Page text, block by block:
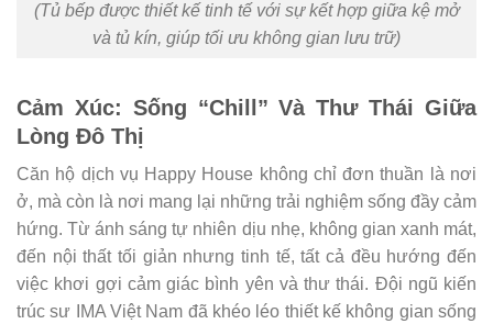
(Tủ bếp được thiết kế tinh tế với sự kết hợp giữa kệ mở
và tủ kín, giúp tối ưu không gian lưu trữ)
Cảm Xúc: Sống “Chill” Và Thư Thái Giữa
Lòng Đô Thị
Căn hộ dịch vụ Happy House không chỉ đơn thuần là nơi
ở, mà còn là nơi mang lại những trải nghiệm sống đầy cảm
hứng. Từ ánh sáng tự nhiên dịu nhẹ, không gian xanh mát,
đến nội thất tối giản nhưng tinh tế, tất cả đều hướng đến
việc khơi gợi cảm giác bình yên và thư thái. Đội ngũ kiến
trúc sư IMA Việt Nam đã khéo léo thiết kế không gian sống